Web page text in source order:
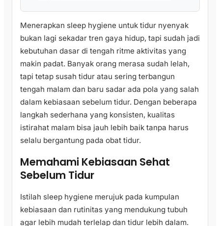
Menerapkan sleep hygiene untuk tidur nyenyak
bukan lagi sekadar tren gaya hidup, tapi sudah jadi
kebutuhan dasar di tengah ritme aktivitas yang
makin padat. Banyak orang merasa sudah lelah,
tapi tetap susah tidur atau sering terbangun
tengah malam dan baru sadar ada pola yang salah
dalam kebiasaan sebelum tidur. Dengan beberapa
langkah sederhana yang konsisten, kualitas
istirahat malam bisa jauh lebih baik tanpa harus
selalu bergantung pada obat tidur.
Memahami Kebiasaan Sehat
Sebelum Tidur
Istilah sleep hygiene merujuk pada kumpulan
kebiasaan dan rutinitas yang mendukung tubuh
agar lebih mudah terlelap dan tidur lebih dalam.